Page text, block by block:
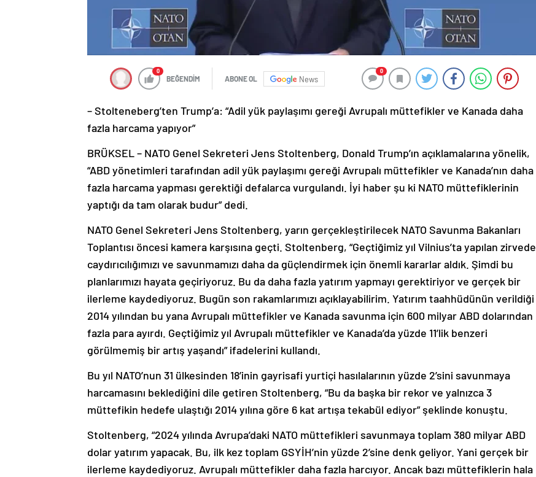
0
BEĞENDİM ABONE OL News
0
– Stolteneberg’ten Trump’a: “Adil yük paylaşımı gereği Avrupalı müttefikler ve Kanada daha
fazla harcama yapıyor”
BRÜKSEL – NATO Genel Sekreteri Jens Stoltenberg, Donald Trump’ın açıklamalarına yönelik,
“ABD yönetimleri tarafından adil yük paylaşımı gereği Avrupalı müttefikler ve Kanada’nın daha
fazla harcama yapması gerektiği defalarca vurgulandı. İyi haber şu ki NATO müttefiklerinin
yaptığı da tam olarak budur” dedi.
NATO Genel Sekreteri Jens Stoltenberg, yarın gerçekleştirilecek NATO Savunma Bakanları
Toplantısı öncesi kamera karşısına geçti. Stoltenberg, “Geçtiğimiz yıl Vilnius’ta yapılan zirvede
caydırıcılığımızı ve savunmamızı daha da güçlendirmek için önemli kararlar aldık. Şimdi bu
planlarımızı hayata geçiriyoruz. Bu da daha fazla yatırım yapmayı gerektiriyor ve gerçek bir
ilerleme kaydediyoruz. Bugün son rakamlarımızı açıklayabilirim. Yatırım taahhüdünün verildiği
2014 yılından bu yana Avrupalı müttefikler ve Kanada savunma için 600 milyar ABD dolarından
fazla para ayırdı. Geçtiğimiz yıl Avrupalı müttefikler ve Kanada’da yüzde 11’lik benzeri
görülmemiş bir artış yaşandı” ifadelerini kullandı.
Bu yıl NATO’nun 31 ülkesinden 18’inin gayrisafi yurtiçi hasılalarının yüzde 2’sini savunmaya
harcamasını beklediğini dile getiren Stoltenberg, “Bu da başka bir rekor ve yalnızca 3
müttefikin hedefe ulaştığı 2014 yılına göre 6 kat artışa tekabül ediyor” şeklinde konuştu.
Stoltenberg, “2024 yılında Avrupa’daki NATO müttefikleri savunmaya toplam 380 milyar ABD
dolar yatırım yapacak. Bu, ilk kez toplam GSYİH’nin yüzde 2’sine denk geliyor. Yani gerçek bir
ilerleme kaydediyoruz. Avrupalı müttefikler daha fazla harcıyor. Ancak bazı müttefiklerin hala